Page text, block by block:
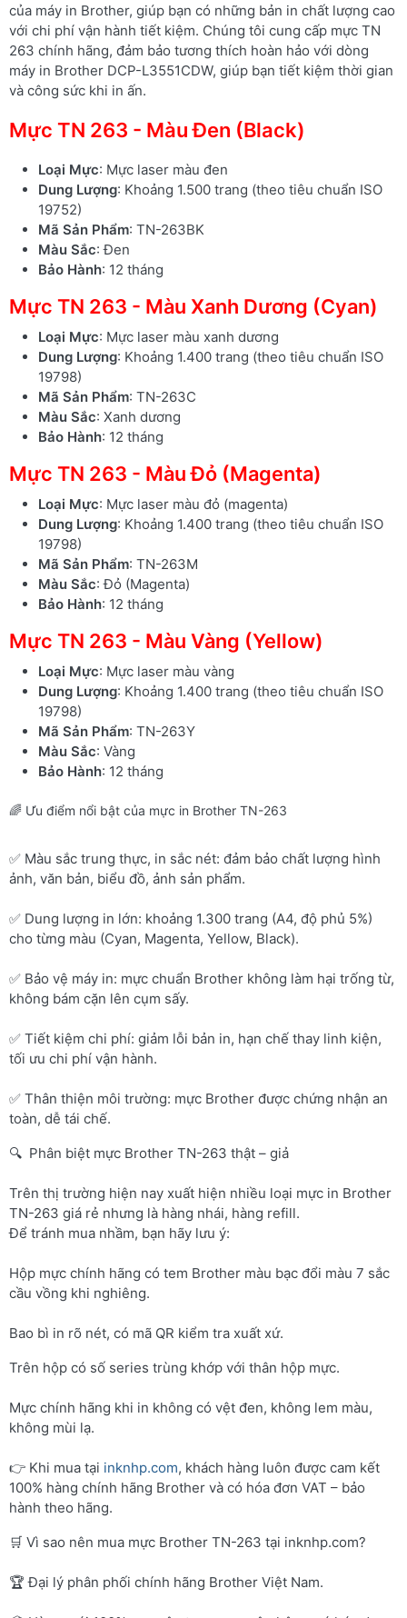
của máy in Brother, giúp bạn có những bản in chất lượng cao
với chi phí vận hành tiết kiệm. Chúng tôi cung cấp mực TN
263 chính hãng, đảm bảo tương thích hoàn hảo với dòng
máy in Brother DCP-L3551CDW, giúp bạn tiết kiệm thời gian
và công sức khi in ấn.
Mực TN 263 - Màu Đen (Black)
Loại Mực: Mực laser màu đen
Dung Lượng: Khoảng 1.500 trang (theo tiêu chuẩn ISO
19752)
Mã Sản Phẩm: TN-263BK
Màu Sắc: Đen
Bảo Hành: 12 tháng
Mực TN 263 - Màu Xanh Dương (Cyan)
Loại Mực: Mực laser màu xanh dương
Dung Lượng: Khoảng 1.400 trang (theo tiêu chuẩn ISO
19798)
Mã Sản Phẩm: TN-263C
Màu Sắc: Xanh dương
Bảo Hành: 12 tháng
Mực TN 263 - Màu Đỏ (Magenta)
Loại Mực: Mực laser màu đỏ (magenta)
Dung Lượng: Khoảng 1.400 trang (theo tiêu chuẩn ISO
19798)
Mã Sản Phẩm: TN-263M
Màu Sắc: Đỏ (Magenta)
Bảo Hành: 12 tháng
Mực TN 263 - Màu Vàng (Yellow)
Loại Mực: Mực laser màu vàng
Dung Lượng: Khoảng 1.400 trang (theo tiêu chuẩn ISO
19798)
Mã Sản Phẩm: TN-263Y
Màu Sắc: Vàng
Bảo Hành: 12 tháng
🌈 Ưu điểm nổi bật của mực in Brother TN-263
✅ Màu sắc trung thực, in sắc nét: đảm bảo chất lượng hình
ảnh, văn bản, biểu đồ, ảnh sản phẩm.
✅ Dung lượng in lớn: khoảng 1.300 trang (A4, độ phủ 5%)
cho từng màu (Cyan, Magenta, Yellow, Black).
✅ Bảo vệ máy in: mực chuẩn Brother không làm hại trống từ,
không bám cặn lên cụm sấy.
✅ Tiết kiệm chi phí: giảm lỗi bản in, hạn chế thay linh kiện,
tối ưu chi phí vận hành.
✅ Thân thiện môi trường: mực Brother được chứng nhận an
toàn, dễ tái chế.
🔍 Phân biệt mực Brother TN-263 thật – giả
Trên thị trường hiện nay xuất hiện nhiều loại mực in Brother
TN-263 giá rẻ nhưng là hàng nhái, hàng refill.
Để tránh mua nhầm, bạn hãy lưu ý:
Hộp mực chính hãng có tem Brother màu bạc đổi màu 7 sắc
cầu vồng khi nghiêng.
Bao bì in rõ nét, có mã QR kiểm tra xuất xứ.
Trên hộp có số series trùng khớp với thân hộp mực.
Mực chính hãng khi in không có vệt đen, không lem màu,
không mùi lạ.
👉 Khi mua tại inknhp.com, khách hàng luôn được cam kết
100% hàng chính hãng Brother và có hóa đơn VAT – bảo
hành theo hãng.
🛒 Vì sao nên mua mực Brother TN-263 tại inknhp.com?
🏆 Đại lý phân phối chính hãng Brother Việt Nam.